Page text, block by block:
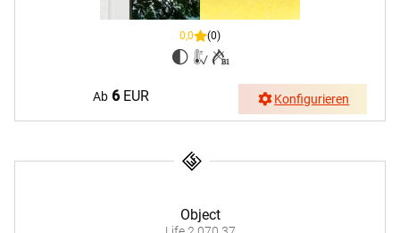
0,0 (0)
Ab 6EUR Konfigurieren
Object